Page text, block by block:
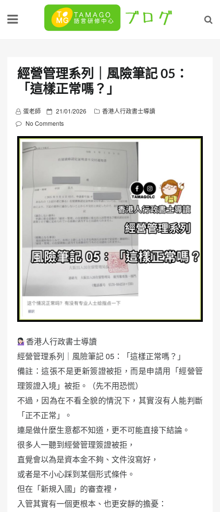
經營管理系列｜風險筆記 05：
「這樣正常嗎？」
蛋老師
P
o
21/01/2026
香港人行政書士導讀
No Comments
香港人行政書士導讀
經營管理系列｜風險筆記 05：「這樣正常嗎？」
備註：這張不是更新簽證被拒，而是申請用「經營管
理簽證入境」被拒。（先不用恐慌）
不過，因為在不看全貌的情況下，其實沒有人能判斷
「正不正常」。
連是做什麼生意都不知道，更不可能直接下結論。
很多人一聽到經營管理簽證被拒，
直覺會以為是資本金不夠、文件沒寫好，
或者是不小心踩到某個形式條件。
但在「新規入國」的審查裡，
入管其實有一個更根本、也更安靜的擔憂：